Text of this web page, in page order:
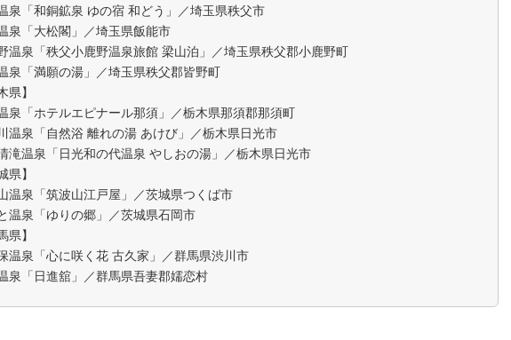
泉「和銅鉱泉 ゆの宿 和どう」／埼玉県秩父市
泉「大松閣」／埼玉県飯能市
温泉「秩父小鹿野温泉旅館 梁山泊」／埼玉県秩父郡小鹿野町
泉「満願の湯」／埼玉県秩父郡皆野町
県】
泉「ホテルエピナール那須」／栃木県那須郡那須町
温泉「自然浴 離れの湯 あけび」／栃木県日光市
滝温泉「日光和の代温泉 やしおの湯」／栃木県日光市
県】
温泉「筑波山江戸屋」／茨城県つくば市
温泉「ゆりの郷」／茨城県石岡市
県】
温泉「心に咲く花 古久家」／群馬県渋川市
泉「日進舘」／群馬県吾妻郡嬬恋村